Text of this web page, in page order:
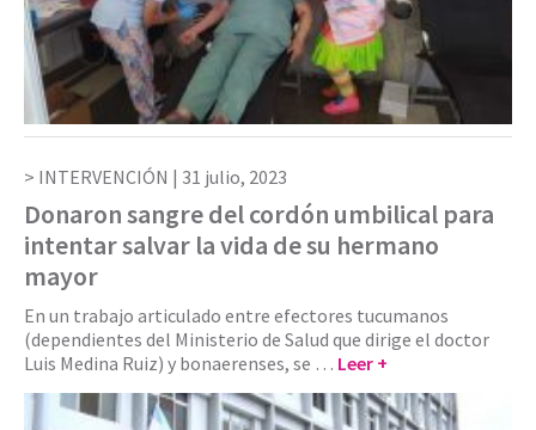
INTERVENCIÓN | 31 julio, 2023
Donaron sangre del cordón umbilical para
intentar salvar la vida de su hermano
mayor
En un trabajo articulado entre efectores tucumanos
(dependientes del Ministerio de Salud que dirige el doctor
Luis Medina Ruiz) y bonaerenses, se … Leer +